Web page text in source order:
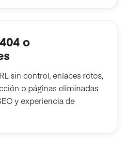
o
sin control, enlaces rotos,
o páginas eliminadas
y experiencia de